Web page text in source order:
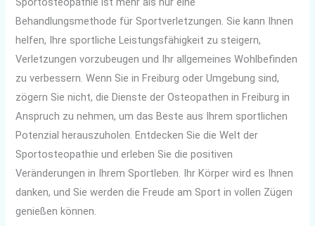
Behandlungsmethode für Sportverletzungen. Sie kann Ihnen
helfen, Ihre sportliche Leistungsfähigkeit zu steigern,
Verletzungen vorzubeugen und Ihr allgemeines Wohlbefinden
zu verbessern. Wenn Sie in Freiburg oder Umgebung sind,
zögern Sie nicht, die Dienste der Osteopathen in Freiburg in
Anspruch zu nehmen, um das Beste aus Ihrem sportlichen
Potenzial herauszuholen. Entdecken Sie die Welt der
Sportosteopathie und erleben Sie die positiven
Veränderungen in Ihrem Sportleben. Ihr Körper wird es Ihnen
danken, und Sie werden die Freude am Sport in vollen Zügen
genießen können.